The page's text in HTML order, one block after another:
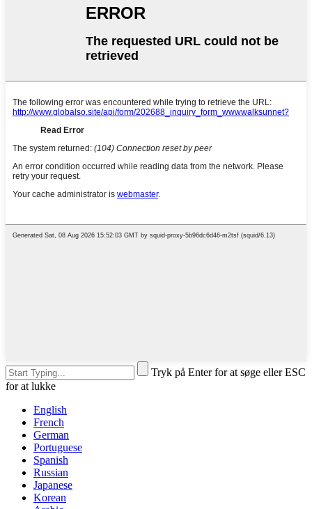
Tryk på Enter for at søge eller ESC
for at lukke
English
French
German
Portuguese
Spanish
Russian
Japanese
Korean